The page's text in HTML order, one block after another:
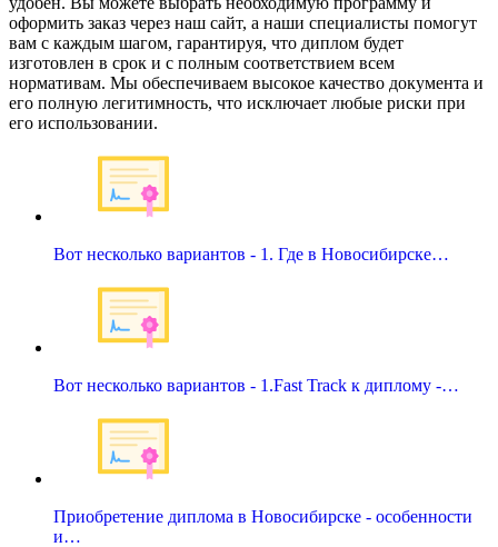
оформить заказ через наш сайт, а наши специалисты помогут
вам с каждым шагом, гарантируя, что диплом будет
изготовлен в срок и с полным соответствием всем
нормативам. Мы обеспечиваем высокое качество документа и
его полную легитимность, что исключает любые риски при
его использовании.
Вот несколько вариантов - 1. Где в Новосибирске…
Вот несколько вариантов - 1.Fast Track к диплому -…
Приобретение диплома в Новосибирске - особенности
и…